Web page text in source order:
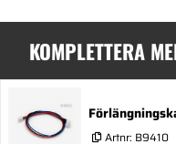
KOMPLETTERA
Artnr: B9410